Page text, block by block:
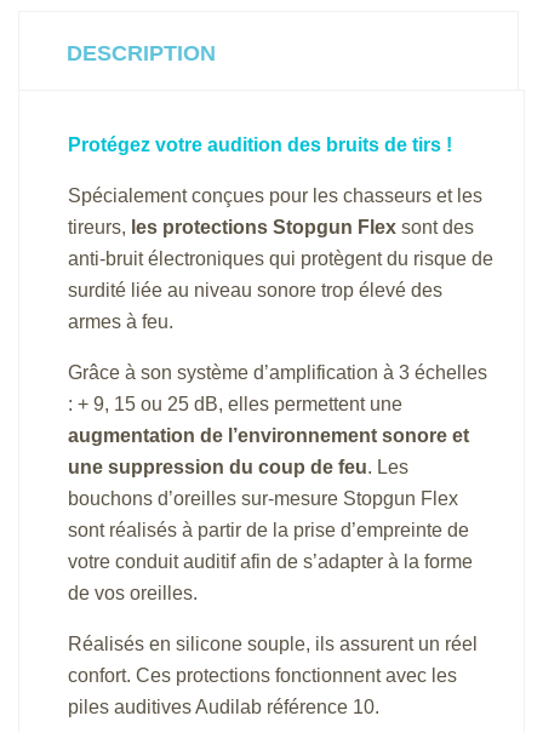
DESCRIPTION
Protégez votre audition des bruits de tirs !
Spécialement conçues pour les chasseurs et les
tireurs, les protections Stopgun Flex sont des
anti-bruit électroniques qui protègent du risque de
surdité liée au niveau sonore trop élevé des
armes à feu.
Grâce à son système d’amplification à 3 échelles
: + 9, 15 ou 25 dB, elles permettent une
augmentation de l’environnement sonore et
une suppression du coup de feu. Les
bouchons d’oreilles sur-mesure Stopgun Flex
sont réalisés à partir de la prise d’empreinte de
votre conduit auditif afin de s’adapter à la forme
de vos oreilles.
Réalisés en silicone souple, ils assurent un réel
confort. Ces protections fonctionnent avec les
piles auditives Audilab référence 10.